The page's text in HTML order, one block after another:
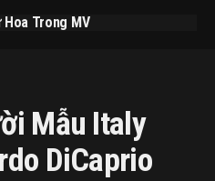
Hoa Trong MV
Mẫu Italy
DiCaprio